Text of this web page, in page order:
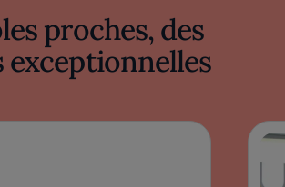
proches, des
exceptionnelles